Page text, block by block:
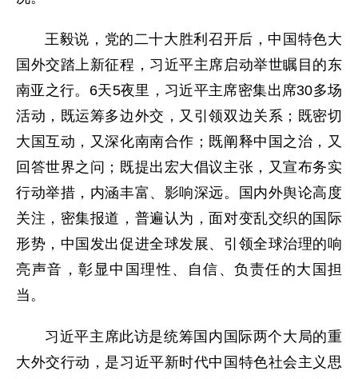
王毅说，党的二十大胜利召开后，中国特色大
国外交踏上新征程，习近平主席启动举世瞩目的东
南亚之行。6天5夜里，习近平主席密集出席30多场
活动，既运筹多边外交，又引领双边关系；既密切
大国互动，又深化南南合作；既阐释中国之治，又
回答世界之问；既提出宏大倡议主张，又宣布务实
行动举措，内涵丰富、影响深远。国内外舆论高度
关注，密集报道，普遍认为，面对变乱交织的国际
形势，中国发出促进全球发展、引领全球治理的响
亮声音，彰显中国理性、自信、负责任的大国担
当。
习近平主席此访是统筹国内国际两个大局的重
大外交行动，是习近平新时代中国特色社会主义思